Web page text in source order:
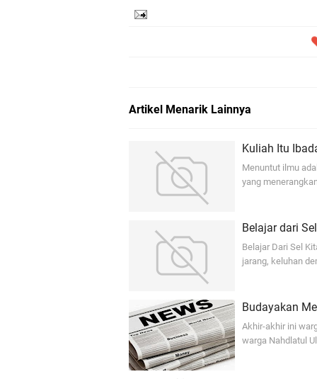
Artikel Menarik Lainnya
Kuliah Itu
Menuntut ilmu
yang
Belajar dari Sel
Belajar Dari Sel
jarang, keluhan
Budayakan
Akhir-akhir ini
warga Nahdlatul